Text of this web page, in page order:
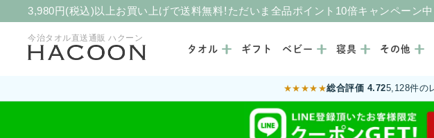
3,980円(税込)以上お買い上げで送料無料！ただいま全品ポイント10倍キャンペーン中
今治タオル直送通販 ハクーン
タオル
ギフト ベビー 寝具 その他
★★★★★総合評価 4.725,128件の